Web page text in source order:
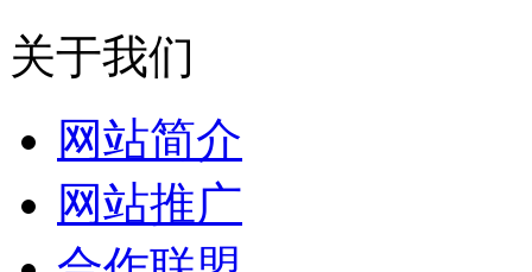
关于我们
网站简介
网站推广